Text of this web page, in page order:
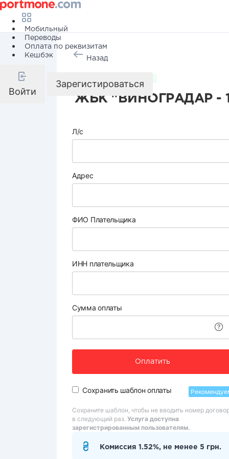
Мобильный
Переводы
Оплата по реквизитам
Кешбэк
Войти
Зарегистироваться
Назад
ЖБК "ВИНОГРАДАР -
Л/с
Адрес
ФИО Плательщика
ИНН плательщика
Сумма оплаты
Оплатить
Сохранить шаблон оплаты
Сохраните шаблон, чтобы не вводить номер
в следующий раз. Услуга доступна
зарегистрированным пользователям.
Комиссия 1.52%, не менее 5 грн.